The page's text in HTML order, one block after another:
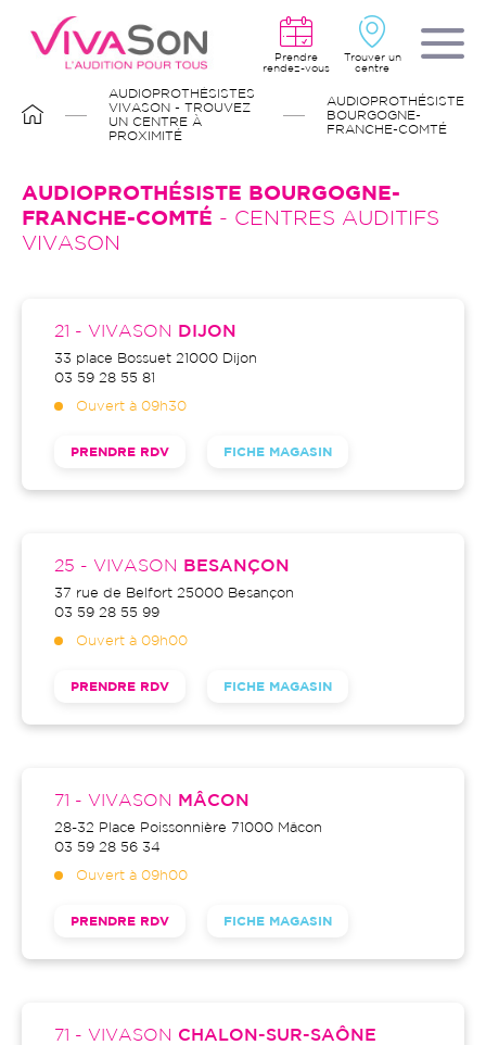
contenu
principal
Prendre
rendez-vous
Trouver un
centre
D'ARIANE
AUDIOPROTHÉSISTES
VIVASON - TROUVEZ
UN CENTRE À
PROXIMITÉ
AUDIOPROTHÉSISTE
BOURGOGNE-
FRANCHE-COMTÉ
AUDIOPROTHÉSISTE BOURGOGNE-
FRANCHE-COMTÉ - CENTRES AUDITIFS
VIVASON
21 - VIVASON DIJON
33 place Bossuet 21000
Dijon
03 59 28 55 81
Ouvert à 09h30
PRENDRE RDV FICHE MAGASIN
25 - VIVASON BESANÇON
37 rue de Belfort 25000 Besançon
03 59 28 55 99
Ouvert à 09h00
PRENDRE RDV FICHE MAGASIN
71 - VIVASON MÂCON
28-32 Place Poissonnière 71000 Mâcon
03 59 28 56 34
Ouvert à 09h00
PRENDRE RDV FICHE MAGASIN
71 - VIVASON CHALON-SUR-SAÔNE